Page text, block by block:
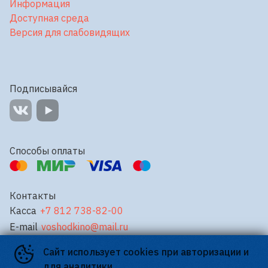
Сайт использует cookies при авторизации и
Информация
Доступная среда
Версия для слабовидящих
Подписывайся
Способы оплаты
Контакты
Касса +7 812 738-82-00
E-mail voshodkino@mail.ru